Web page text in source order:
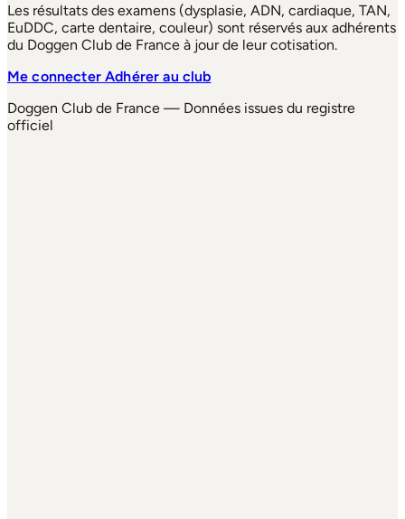
Les résultats des examens (dysplasie, ADN, cardiaque, TAN,
EuDDC, carte dentaire, couleur) sont réservés aux adhérents
du Doggen Club de France à jour de leur cotisation.
Me connecterAdhérer au club
Doggen Club de France — Données issues du registre
officiel